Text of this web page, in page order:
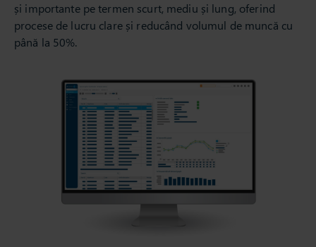
și importante pe termen scurt, mediu și lung, oferind
procese de lucru clare și reducând volumul de muncă cu
până la 50%.